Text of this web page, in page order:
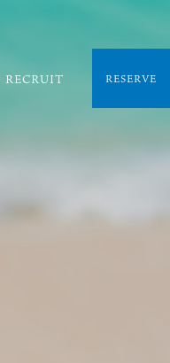
RECRUIT RESERVE